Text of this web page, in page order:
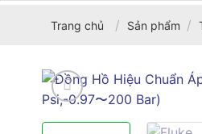
Trang chủ / Sản phẩm /